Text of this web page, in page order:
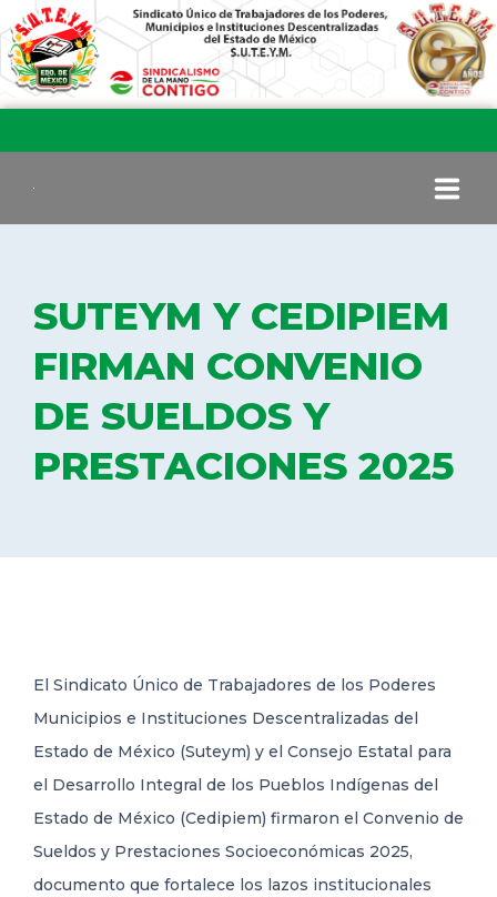
COMITÉ EJECUTIVO
COMISIÓN DE VIGILANCIA
SECCIONES
TRANSPARENCIA
SUTEYM Y CEDIPIEM
FIRMAN CONVENIO
DE SUELDOS Y
PRESTACIONES 2025
El Sindicato Único de Trabajadores de los Poderes
Municipios e Instituciones Descentralizadas del
Estado de México (Suteym) y el Consejo Estatal para
el Desarrollo Integral de los Pueblos Indígenas del
Estado de México (Cedipiem) firmaron el Convenio de
Sueldos y Prestaciones Socioeconómicas 2025,
documento que fortalece los lazos institucionales